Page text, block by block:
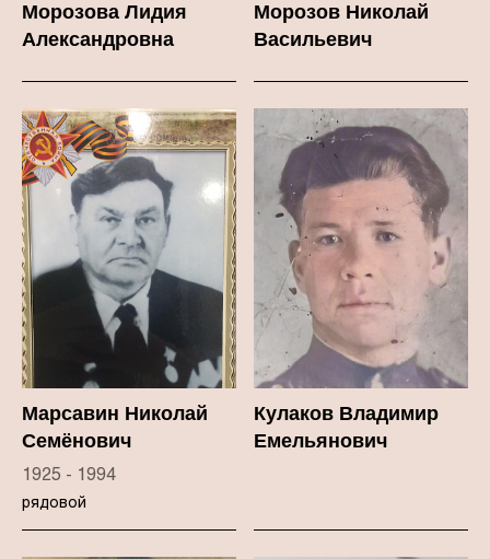
Морозова Лидия
Александровна
Морозов Николай
Васильевич
Марсавин Николай
Семёнович
1925 - 1994
рядовой
Кулаков Владимир
Емельянович